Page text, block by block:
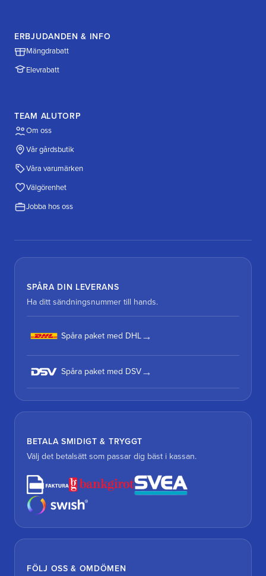
ERBJUDANDEN & INFO
Mängdrabatt
Elevrabatt
TEAM ALUTORP
Om oss
Vår gårdsbutik
Våra varumärken
Välgörenhet
Jobba hos oss
SPÅRA DIN LEVERANS
Ha ditt sändningsnummer till hands.
Spåra paket med DHL
Spåra paket med DSV
BETALA SMIDIGT & TRYGGT
Välj det betalsätt som passar dig bäst i kassan.
FÖLJ OSS & OMDÖMEN